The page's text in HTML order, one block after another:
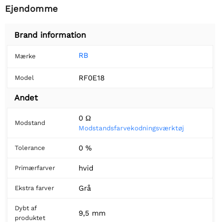
Ejendomme
Brand information
Mærke RB
Model RF0E18
Andet
Modstand
0 Ω
Modstandsfarvekodningsværktøj
Tolerance 0 %
Primærfarver hvid
Ekstra farver Grå
Dybt af
produktet
9,5 mm